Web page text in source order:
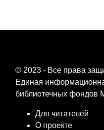
© 2023 - Все права
Единая
библиотечных фондов
Для читателей
О проекте